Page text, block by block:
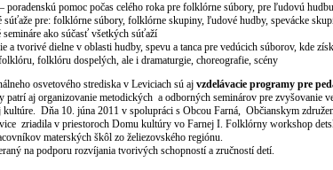
poradenskú pomoc počas celého roka pre folklórne súbory, pre ľudovú
súťaže pre: folklórne súbory, folklórne skupiny, ľudové hudby, spevácke
semináre ako súčasť všetkých súťaží
a tvorivé dielne v oblasti hudby, spevu a tanca pre vedúcich súborov, kde
folklóru dospelých, ale i dramaturgie, choreografie, scény
osvetového strediska v Leviciach sú aj vzdelávacie programy pre
patrí aj organizovanie metodických a odborných seminárov pre zvyšovanie
kultúre. Dňa 10. júna 2011 v spolupráci s Obcou Farná, Občianskym
zriadila v priestoroch Domu kultúry vo Farnej I. Folklórny workshop
materských škôl zo želiezovského regiónu.
na podporu rozvíjania tvorivých schopností a zručností detí.